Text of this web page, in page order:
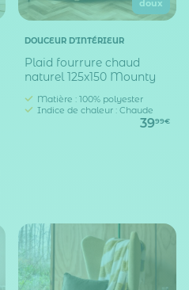
doux
DOUCEUR D'INTÉRIEUR
Plaid fourrure chaud
naturel 125x150 Mounty
Matière : 100% polyester
Indice de chaleur : Chaude
3999€